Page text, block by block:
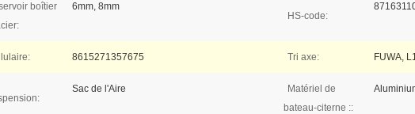
boîtier
6mm, 8mm
HS-code:
8615271357675 Tri axe: FUWA,
Sac de l'Aire
Matériel de
bateau-citerne ::